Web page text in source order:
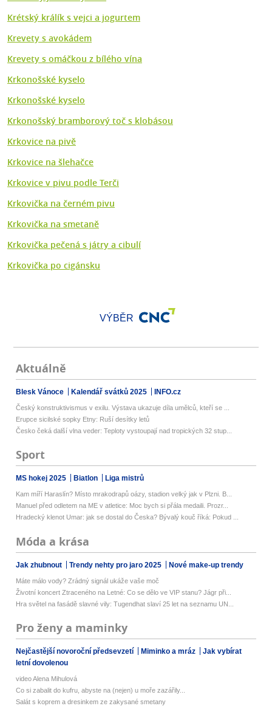
Krétský králík s vejci a jogurtem
Krevety s avokádem
Krevety s omáčkou z bílého vína
Krkonošské kyselo
Krkonošské kyselo
Krkonošský bramborový toč s klobásou
Krkovice na pivě
Krkovice na šlehačce
Krkovice v pivu podle Terči
Krkovička na černém pivu
Krkovička na smetaně
Krkovička pečená s játry a cibulí
Krkovička po cigánsku
VÝBĚR
Aktuálně
Blesk Vánoce Kalendář svátků 2025 INFO.cz
Český konstruktivismus v exilu. Výstava ukazuje díla umělců, kteří se ...
Erupce sicilské sopky Etny: Ruší desítky letů
Česko čeká další vlna veder: Teploty vystoupají nad tropických 32 stup...
Sport
MS hokej 2025 Biatlon Liga mistrů
Kam míří Haraslín? Místo mrakodrapů oázy, stadion velký jak v Plzni. B...
Manuel před odletem na ME v atletice: Moc bych si přála medaili. Prozr...
Hradecký klenot Umar: jak se dostal do Česka? Bývalý kouč říká: Pokud ...
Móda a krása
Jak zhubnout Trendy nehty pro jaro 2025 Nové make-up trendy
Máte málo vody? Zrádný signál ukáže vaše moč
Životní koncert Ztraceného na Letné: Co se dělo ve VIP stanu? Jágr při...
Hra světel na fasádě slavné vily: Tugendhat slaví 25 let na seznamu UN...
Pro ženy a maminky
Nejčastější novoroční předsevzetí Miminko a mráz
Jak vybírat
letní dovolenou
video Alena Mihulová
Co si zabalit do kufru, abyste na (nejen) u moře zazářily...
Salát s koprem a dresinkem ze zakysané smetany